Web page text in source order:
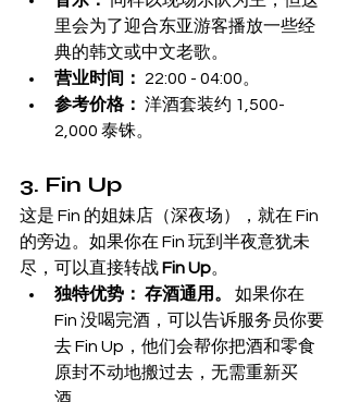
里会为了迎合东亚游客播放一些经
典的韩文或中文老歌。
营业时间：
22:00 - 04:00。
参考价格： 洋酒套装约 1,500-
2,000 泰铢。
3. Fin Up
这是 Fin 的姐妹店（深夜场），就在 Fin
的旁边。如果你在 Fin 玩到半夜意犹未
尽，可以直接转战 Fin Up。
独特优势： 存酒通用。
如果你在
Fin 没喝完酒，可以告诉服务员你要
去 Fin Up，他们会帮你把酒和零食
原封不动地搬过去，无需重新买